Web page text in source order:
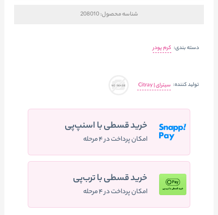
شناسه محصول:208010
دسته بندی: کرم پودر
تولید کننده: سیترای | Citray
خرید قسطی با اسنپ‌پی
امکان پرداخت در ۴ مرحله
خرید قسطی با ترب‌پی
امکان پرداخت در ۴ مرحله